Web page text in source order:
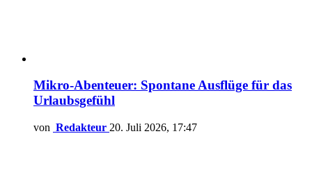
Mikro-Abenteuer: Spontane Ausflüge für das
Urlaubsgefühl
von Redakteur 20. Juli 2026, 17:47